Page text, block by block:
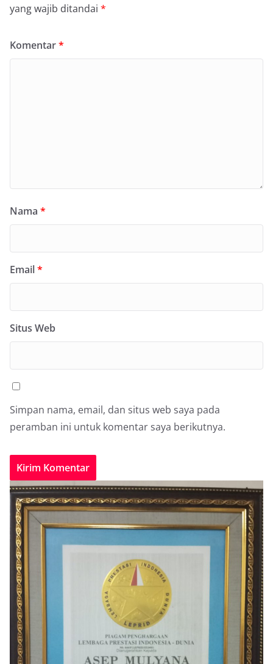
yang wajib ditandai *
Komentar*
Nama *
Email*
Situs Web
Simpan nama, email, dan situs web saya pada
peramban ini untuk komentar saya berikutnya.